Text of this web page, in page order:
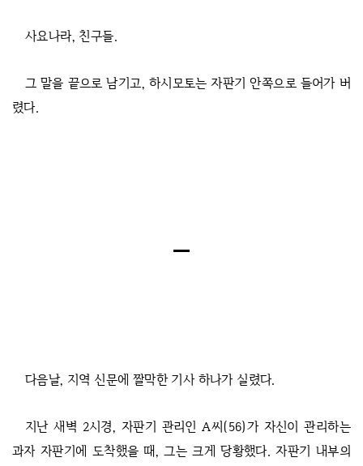
사요나라, 친구들.
그 말을 끝으로 남기고, 하시모토는 자판기 안쪽으로 들어가 버
렸다.
다음날, 지역 신문에 짤막한 기사 하나가 실렸다.
지난 새벽 2시경, 자판기 관리인 A씨(56)가 자신이 관리하는
과자 자판기에 도착했을 때, 그는 크게 당황했다. 자판기 내부의